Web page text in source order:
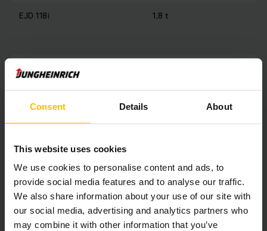
Consent Details About
This website uses cookies
We use cookies to personalise content and ads, to
provide social media features and to analyse our traffic.
We also share information about your use of our site with
our social media, advertising and analytics partners who
may combine it with other information that you’ve
EJD 118i 1,8 t
EJD 120-222